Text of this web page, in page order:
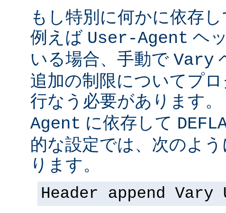
もし特別に何かに依存
例えば User-Agent ヘ
いる場合、手動で Vary
追加の制限についてプ
行なう必要があります
Agent に依存して
的な設定では、次のよ
ります。
Header append Vary